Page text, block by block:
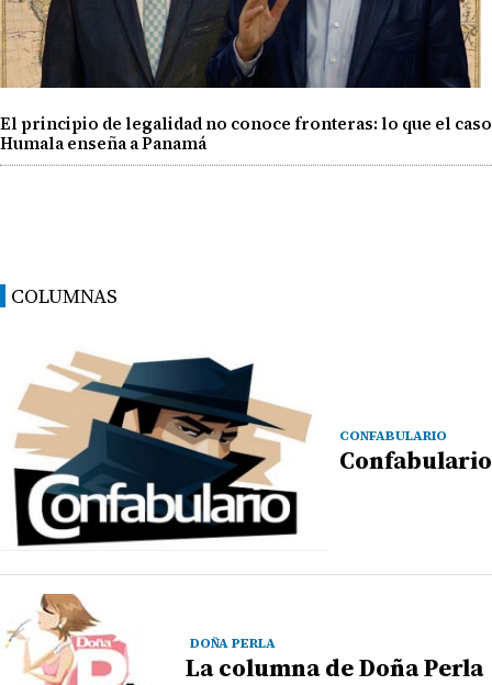
El principio de legalidad no conoce fronteras: lo que el caso
Humala enseña a Panamá
COLUMNAS
CONFABULARIO
Confabulario
DOÑA PERLA
La columna de Doña Perla